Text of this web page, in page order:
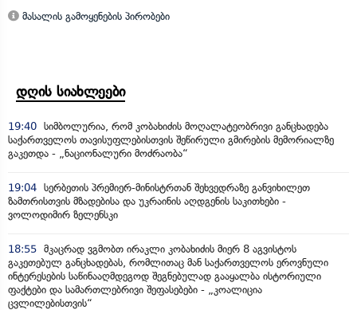
მასალის გამოყენების პირობები
დღის სიახლეები
19:40 სიმბოლურია, რომ კობახიძის მოღალატეობრივი განცხადება
საქართველოს თავისუფლებისთვის შეწირული გმირების მემორიალზე
გაკეთდა - „ნაციონალური მოძრაობა“
19:04 სერბეთის პრემიერ-მინისტრთან შეხვედრაზე განვიხილეთ
ზამთრისთვის მზადებისა და უკრაინის აღდგენის საკითხები -
ვოლოდიმირ ზელენსკი
18:55 მკაცრად ვგმობთ ირაკლი კობახიძის მიერ 8 აგვისტოს
გაკეთებულ განცხადებას, რომლითაც მან საქართველოს ეროვნული
ინტერესების საწინააღმდეგოდ შეგნებულად გააყალბა ისტორიული
ფაქტები და სამართლებრივი შეფასებები - „კოალიცია
ცვლილებისთვის“